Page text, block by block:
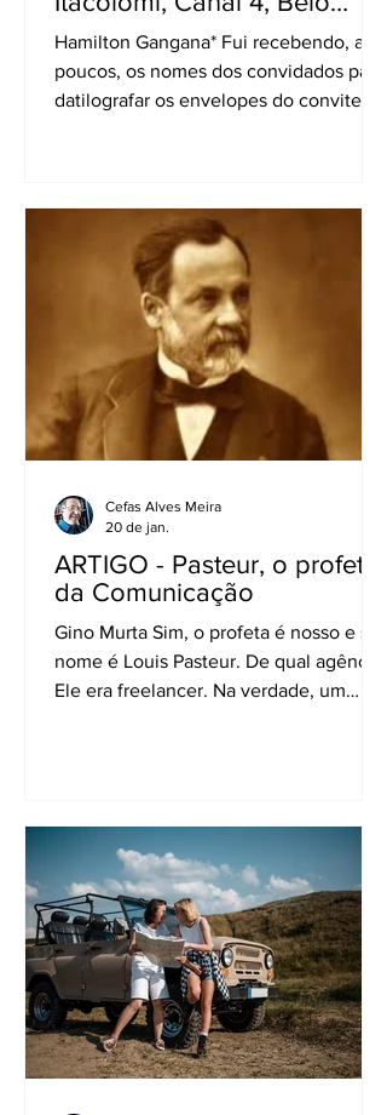
Horizonte
Hamilton Gangana* Fui recebendo, aos
poucos, os nomes dos convidados para
datilografar os envelopes do convite
edifício Acaiaca, na avenida Afonso
Pena, 867, centro de BH. Governador,
Prefeito, Presidente da Assembleia,
Presidente da Câmara, Reitor da UFMG,
Arcebispo Metropolitano, Presidente do
Banco da Lavoura de Minas Gerais
ARTIGO - Pasteur, o profeta
da Comunicação
Gino Murta Sim, o profeta é nosso e seu
nome é Louis Pasteur. De qual agência?
Ele era freelancer. Na verdade, um
para descrever a tendência de marcas,
campanhas ou conteúdos se tornaram
genéricos, padronizados e sem
personalidade, como conceito
expandido, que transcende à
microbiologia. Fat
Cefas Alves Meira
20 de jan.